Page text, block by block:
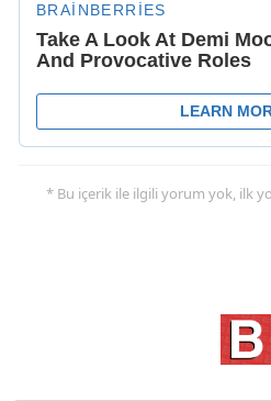
* Bu içerik ile ilgili yorum yok, ilk